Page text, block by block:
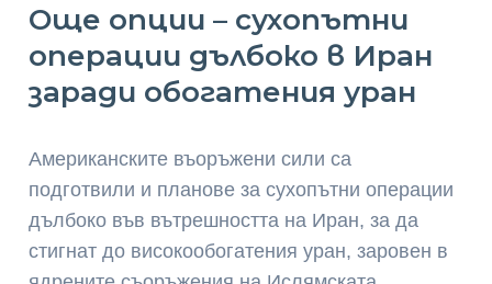
Още опции – сухопътни
операции дълбоко в Иран
заради обогатения уран
Американските въоръжени сили са
подготвили и планове за сухопътни операции
дълбоко във вътрешността на Иран, за да
стигнат до високообогатения уран, заровен в